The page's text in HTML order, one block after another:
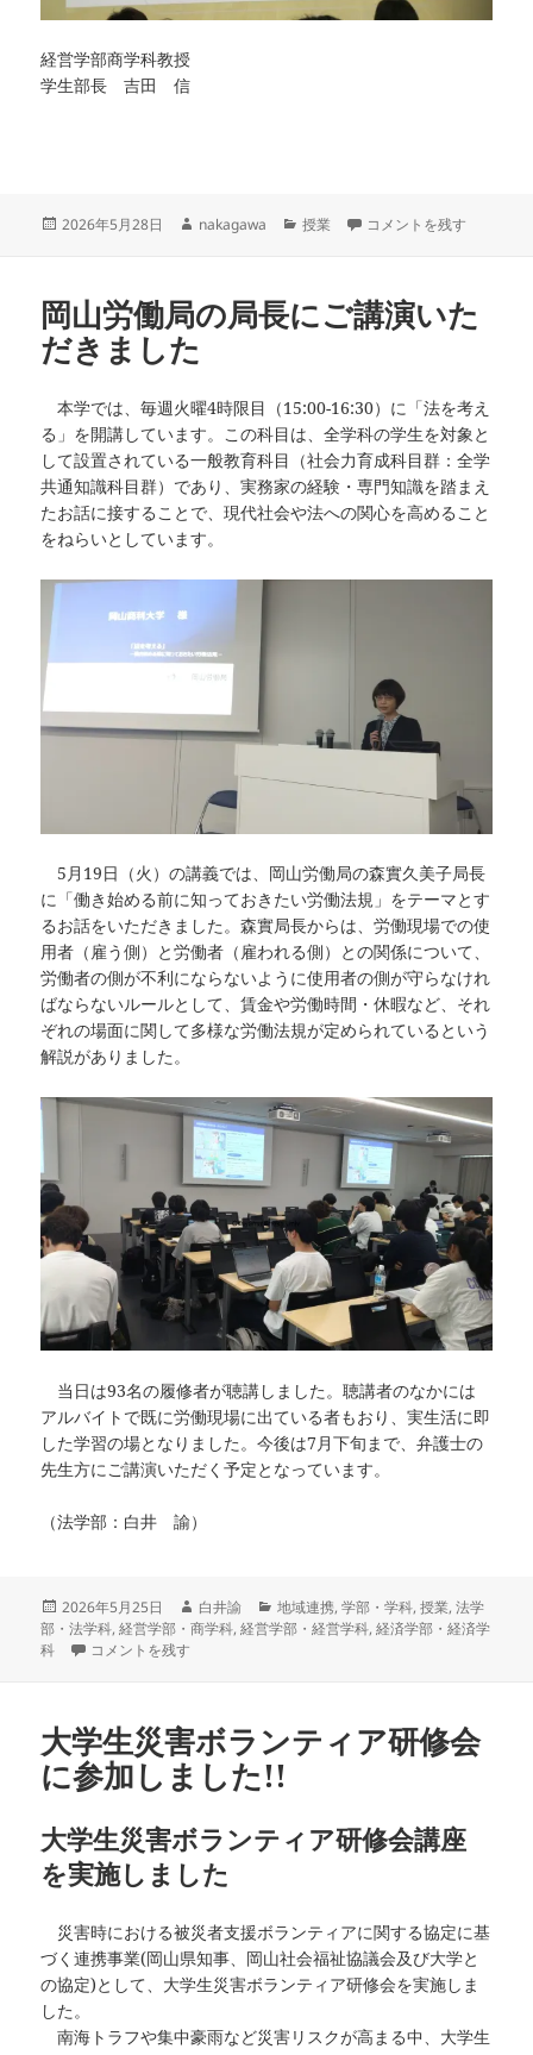
経営学部商学科教授
学生部長 吉田 信
投
2026年5月28日
作
nakagawa
カ
ー
授業 闇バイト・ドラッグ、匿
コメントを残す
岡山労働局の局長にご講演いた
だきました
本学では、毎週火曜4時限目（15:00-16:30）に「法を考え
る」を開講しています。この科目は、全学科の学生を対象と
して設置されている一般教育科目（社会力育成科目群：全学
共通知識科目群）であり、実務家の経験・専門知識を踏まえ
たお話に接することで、現代社会や法への関心を高めること
をねらいとしています。
5月19日（火）の講義では、岡山労働局の森實久美子局長
に「働き始める前に知っておきたい労働法規」をテーマとす
るお話をいただきました。森實局長からは、労働現場での使
用者（雇う側）と労働者（雇われる側）との関係について、
労働者の側が不利にならないように使用者の側が守らなけれ
ばならないルールとして、賃金や労働時間・休暇など、それ
ぞれの場面に関して多様な労働法規が定められているという
解説がありました。
当日は93名の履修者が聴講しました。聴講者のなかには
アルバイトで既に労働現場に出ている者もおり、実生活に即
した学習の場となりました。今後は7月下旬まで、弁護士の
先生方にご講演いただく予定となっています。
（法学部：白井 諭）
投
稿
日:
2026年5月25日
作
成
白井諭
カ
テ
地域連携,学部・学科,授業,法学
部・法学科,経営学部・商学科,経営学部・経営学科,経済学部・経済学
科
岡山労働局の局長にご講演いただきました に
コメントを残す
大学生災害ボランティア研修会
に参加しました!!
大学生災害ボランティア研修会講座
を実施しました
災害時における被災者支援ボランティアに関する協定に基
づく連携事業(岡山県知事、岡山社会福祉協議会及び大学と
の協定)として、大学生災害ボランティア研修会を実施しま
した。
南海トラフや集中豪雨など災害リスクが高まる中、大学生